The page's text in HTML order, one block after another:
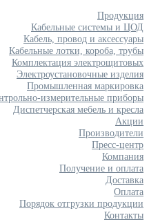
Продукция
Кабельные системы и ЦОД
Кабель, провод и аксессуары
Кабельные лотки, короба, трубы
Комплектация электрощитовых
Электроустановочные изделия
Промышленная маркировка
измерительные приборы
Диспетчерская мебель и кресла
Акции
Производители
Пресс-центр
Компания
Получение и оплата
Доставка
Оплата
Порядок отгрузки продукции
Контакты